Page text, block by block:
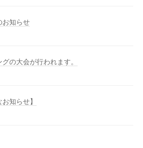
お知らせ
の大会が行われます。
知らせ】